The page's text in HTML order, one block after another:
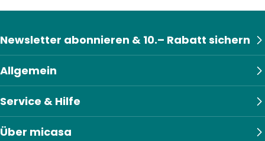
Allgemein
Service & Hilfe
Über micasa
Newsletter abonnieren & 10.– Rabatt sichern